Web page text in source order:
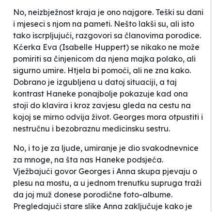
No, neizbježnost kraja je ono najgore. Teški su dani
i mjeseci s njom na pameti. Nešto lakši su, ali isto
tako iscrpljujući, razgovori sa članovima porodice.
Kćerka Eva (Isabelle Huppert) se nikako ne može
pomiriti sa činjenicom da njena majka polako, ali
sigurno umire. Htjela bi pomoći, ali ne zna kako.
Dobrano je izgubljena u datoj situaciji, a taj
kontrast Haneke ponajbolje pokazuje kad ona
stoji do klavira i kroz zavjesu gleda na cestu na
kojoj se mirno odvija život. Georges mora otpustiti i
nestručnu i bezobraznu medicinsku sestru.
No, i to je za ljude, umiranje je dio svakodnevnice
za mnoge, na šta nas Haneke podsjeća.
Vježbajući govor Georges i Anna skupa pjevaju o
plesu na mostu, a u jednom trenutku supruga traži
da joj muž donese porodične foto-albume.
Pregledajući stare slike Anna zaključuje kako je